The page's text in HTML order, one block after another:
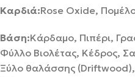
Καρδιά:Rose Oxide,
Βάση:Κάρδαμο, Πιπέρι,
Φύλλο Βιολέτας, Κέδρος,
Ξύλο θαλάσσης